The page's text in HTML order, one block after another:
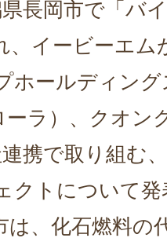
長岡市で「バ
、イービーエム
ホールディング
ーラ）、クオン
携で取り組む
クトについて
は、化石燃料の